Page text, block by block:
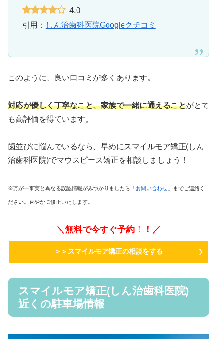
4.0
引用： しん治歯科医院Googleクチコミ
このように、良い口コミが多くあります。
対応が優しく丁寧なこと、家族で一緒に通えることがとて
も高評価を得ています。
歯並びに悩んでいるなら、早めにスマイルモア矯正(しん
治歯科医院)でマウスピース矯正を相談しましょう！
※万が一事実と異なる誤認情報がみつかりましたら「お問い合わせ 」までご連絡く
ださい。速やかに修正いたします。
＼無料で今すぐ予約！！／
＞＞スマイルモア矯正の相談をする
スマイルモア矯正(しん治歯科医院)
近くの駐車場情報